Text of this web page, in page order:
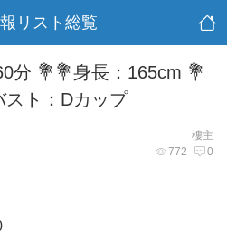
リスト総覧
分 💐💐身長：165cm 💐
スト：Dカップ
樓主
772 0